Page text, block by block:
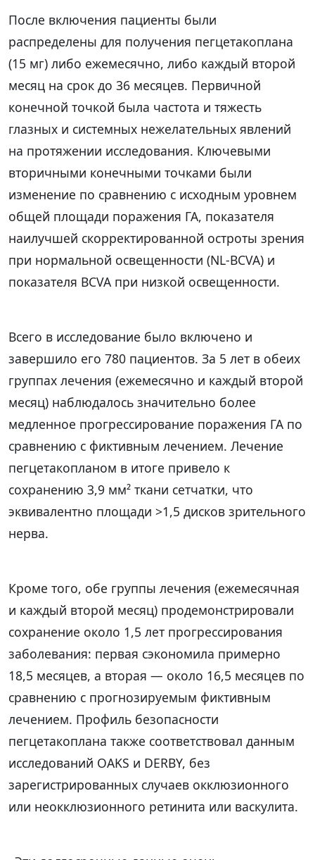
После включения пациенты были
распределены для получения пегцетакоплана
(15 мг) либо ежемесячно, либо каждый второй
месяц на срок до 36 месяцев. Первичной
конечной точкой была частота и тяжесть
глазных и системных нежелательных явлений
на протяжении исследования. Ключевыми
вторичными конечными точками были
изменение по сравнению с исходным уровнем
общей площади поражения ГА, показателя
наилучшей скорректированной остроты зрения
при нормальной освещенности (NL-BCVA) и
показателя BCVA при низкой освещенности.
Всего в исследование было включено и
завершило его 780 пациентов. За 5 лет в обеих
группах лечения (ежемесячно и каждый второй
месяц) наблюдалось значительно более
медленное прогрессирование поражения ГА по
сравнению с фиктивным лечением. Лечение
пегцетакопланом в итоге привело к
сохранению 3,9 мм² ткани сетчатки, что
эквивалентно площади >1,5 дисков зрительного
нерва.
Кроме того, обе группы лечения (ежемесячная
и каждый второй месяц) продемонстрировали
сохранение около 1,5 лет прогрессирования
заболевания: первая сэкономила примерно
18,5 месяцев, а вторая — около 16,5 месяцев по
сравнению с прогнозируемым фиктивным
лечением. Профиль безопасности
пегцетакоплана также соответствовал данным
исследований OAKS и DERBY, без
зарегистрированных случаев окклюзионного
или неокклюзионного ретинита или васкулита.